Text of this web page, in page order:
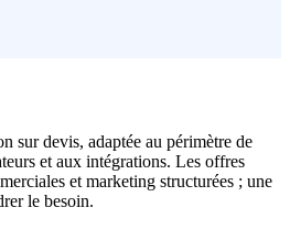
sur devis, adaptée au périmètre de
et aux intégrations. Les offres
et marketing structurées ; une
le besoin.